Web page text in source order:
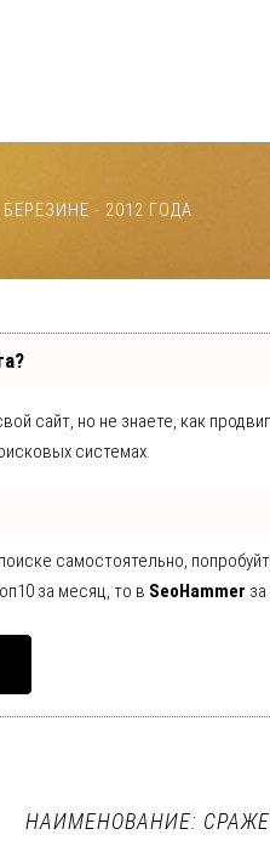
- 2012 ГОДА
сайт, но не знаете, как
системах.
самостоятельно,
за месяц, то в SeoHammer
НАИМЕНОВАНИЕ: